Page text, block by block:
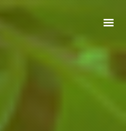
ACCUEIL
À PROPOS
GAMMES
CERTIFICATIONS
RECETTES
ACTUALITÉS
CONTACT